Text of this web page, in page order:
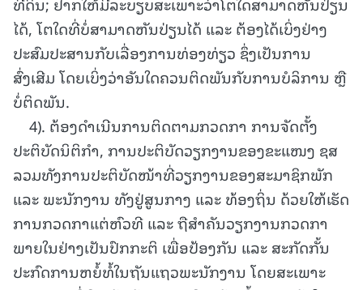
ໄດ້, ໂຕໃດທີ່ບໍ່ສາມາດຫັນປ່ຽນໄດ້ ແລະ ຕ້ອງໄດ້ເບິ່ງຢ່າງ
ປະສົມປະສານກັບເລື່ອງການທ່ອງທ່ຽວ ຊຶ່ງເປັນການ
ສົ່ງເສີມ ໂດຍເບິ່ງວ່າອັນໃດຄວນຕິດພັນກັບການບໍລິການ ຫຼື
ບໍ່ຕິດພັນ.
4). ຕ້ອງດຳເນີນການຕິດຕາມກວດກາ ການຈັດຕັ້ງ
ປະຕິບັດນິຕິກຳ, ການປະຕິບັດວຽກງານຂອງຂະແໜງ ຊສ
ລວມທັງການປະຕິບັດໜ້າທີ່ວຽກງານຂອງສະມາຊິກພັກ
ແລະ ພະນັກງານ ທັງຢູ່ສູນກາງ ແລະ ທ້ອງຖິ່ນ ດ້ວຍໃຫ້ເຮັດ
ການກວດກາແຕ່ຫົວທີ ແລະ ຖືສຳຄັນວຽກງານກວດກາ
ພາຍໃນຢ່າງເປັນປົກກະຕິ ເພື່ອປ້ອງກັນ ແລະ ສະກັດກັ້ນ
ປະກົດການຫຍໍ້ທໍ້ໃນຖັນແຖວພະນັກງານ ໂດຍສະເພາະ